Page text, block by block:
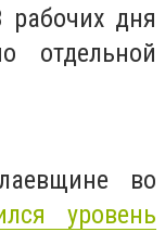
рабочих дня
отдельной
во
уровень